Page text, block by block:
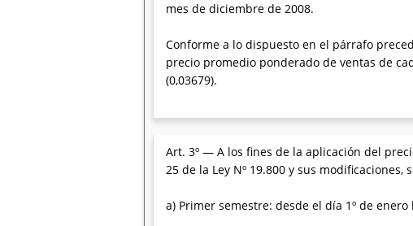
mes de diciembre de 2008.
Conforme a lo dispuesto en el párrafo
precio promedio ponderado de ventas de
(0,03679).
Art. 3º — A los fines de la aplicación del
25 de la Ley Nº 19.800 y sus
a) Primer semestre: desde el día 1º de